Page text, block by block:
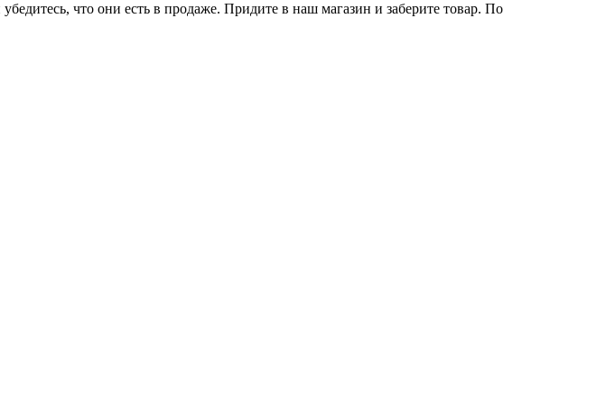
что они есть в продаже. Придите в наш магазин и заберите товар. По